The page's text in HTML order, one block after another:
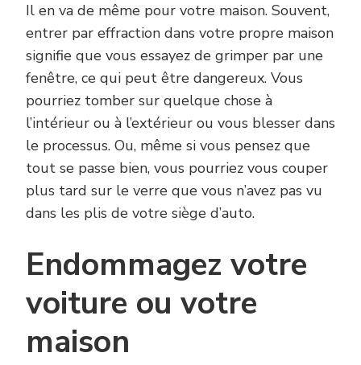
Il en va de même pour votre maison. Souvent,
entrer par effraction dans votre propre maison
signifie que vous essayez de grimper par une
fenêtre, ce qui peut être dangereux. Vous
pourriez tomber sur quelque chose à
l’intérieur ou à l’extérieur ou vous blesser dans
le processus. Ou, même si vous pensez que
tout se passe bien, vous pourriez vous couper
plus tard sur le verre que vous n’avez pas vu
dans les plis de votre siège d’auto.
Endommagez votre
voiture ou votre
maison